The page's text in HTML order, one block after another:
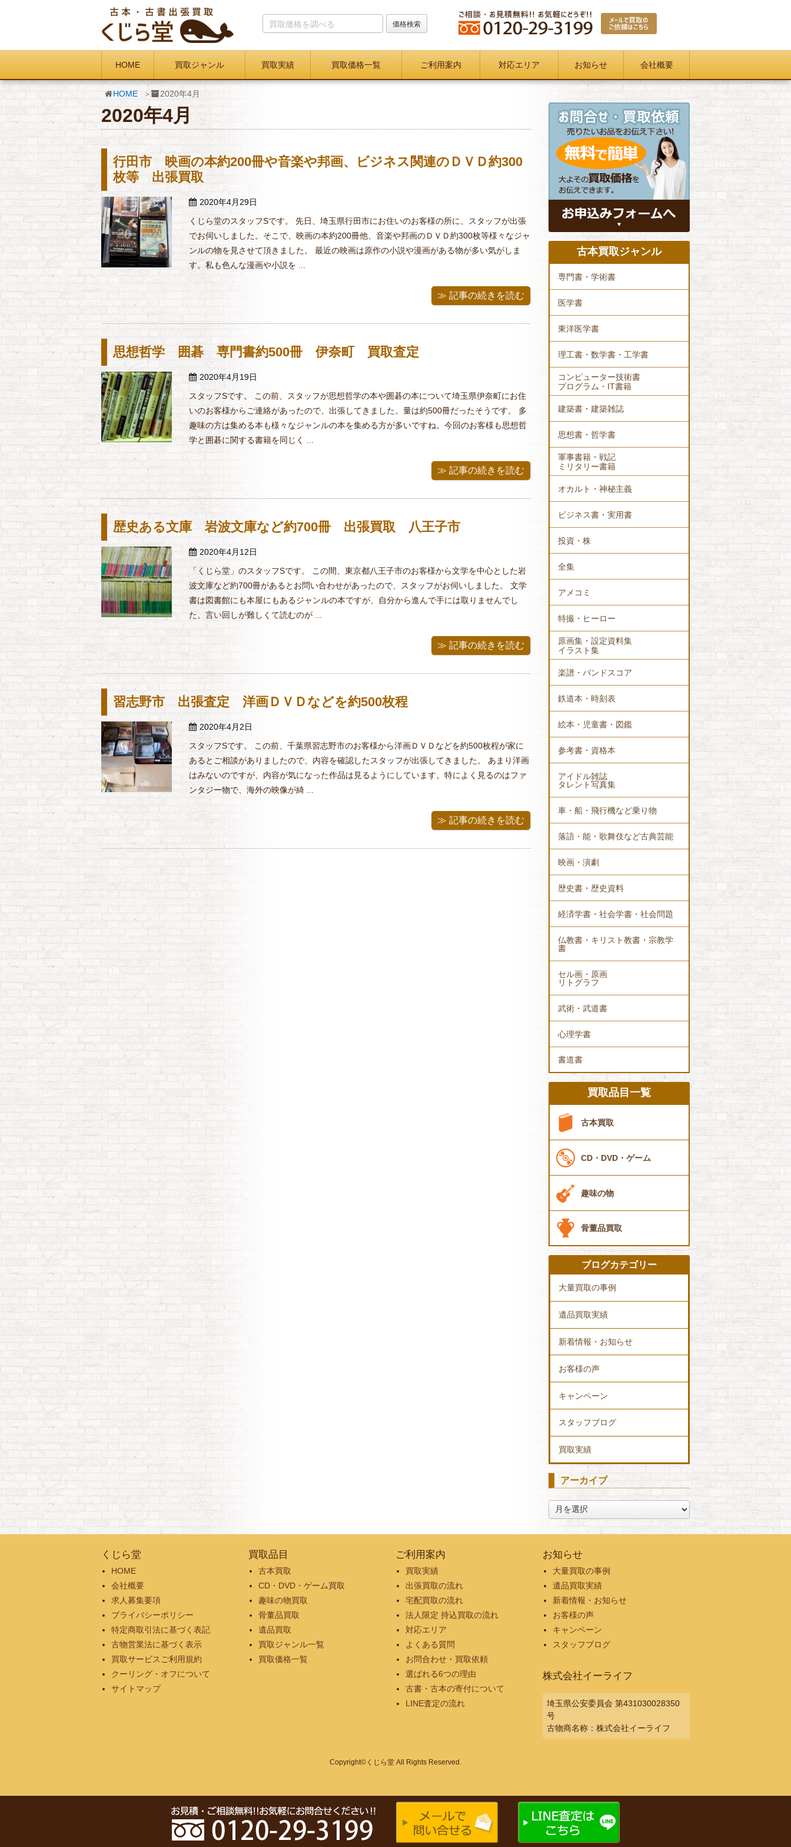
HOME 買取ジャンル 買取実績 買取価格一覧 ご利用案内 対応エリア お知らせ 会社概要
HOME 2020年4月
2020年4月
行田市 映画の本約200冊や音楽や邦画、ビジネス関連のＤＶＤ約300
枚等 出張買取
2020年4月29日
くじら堂のスタッフSです。 先日、埼玉県行田市にお住いのお客様の所に、スタッフが出張
でお伺いしました。そこで、映画の本約200冊他、音楽や邦画のＤＶＤ約300枚等様々なジャ
ンルの物を見させて頂きました。 最近の映画は原作の小説や漫画がある物が多い気がしま
す。私も色んな漫画や小説を ...
≫ 記事の続きを読む
思想哲学 囲碁 専門書約500冊 伊奈町 買取査定
2020年4月19日
スタッフSです。 この前、スタッフが思想哲学の本や囲碁の本について埼玉県伊奈町にお住
いのお客様からご連絡があったので、出張してきました。量は約500冊だったそうです。 多
趣味の方は集める本も様々なジャンルの本を集める方が多いですね。今回のお客様も思想哲
学と囲碁に関する書籍を同じく ...
≫ 記事の続きを読む
歴史ある文庫 岩波文庫など約700冊 出張買取 八王子市
2020年4月12日
「くじら堂」のスタッフSです。 この間、東京都八王子市のお客様から文学を中心とした岩
波文庫など約700冊があるとお問い合わせがあったので、スタッフがお伺いしました。 文学
書は図書館にも本屋にもあるジャンルの本ですが、自分から進んで手には取りませんでし
た。言い回しが難しくて読むのが ...
≫ 記事の続きを読む
習志野市 出張査定 洋画ＤＶＤなどを約500枚程
2020年4月2日
スタッフSです。 この前、千葉県習志野市のお客様から洋画ＤＶＤなどを約500枚程が家に
あるとご相談がありましたので、内容を確認したスタッフが出張してきました。 あまり洋画
はみないのですが、内容が気になった作品は見るようにしています。特によく見るのはファ
ンタジー物で、海外の映像が綺 ...
≫ 記事の続きを読む
古本買取ジャンル
専門書・学術書
医学書
東洋医学書
理工書・数学書・工学書
コンピューター技術書
プログラム・IT書籍
建築書・建築雑誌
思想書・哲学書
軍事書籍・戦記
ミリタリー書籍
オカルト・神秘主義
ビジネス書・実用書
投資・株
全集
アメコミ
特撮・ヒーロー
原画集・設定資料集
イラスト集
楽譜・バンドスコア
鉄道本・時刻表
絵本・児童書・図鑑
参考書・資格本
アイドル雑誌
タレント写真集
車・船・飛行機など乗り物
落語・能・歌舞伎など古典芸能
映画・演劇
歴史書・歴史資料
経済学書・社会学書・社会問題
仏教書・キリスト教書・宗教学
書
セル画・原画
リトグラフ
武術・武道書
心理学書
書道書
買取品目一覧
古本買取
CD・DVD・ゲーム
趣味の物
骨董品買取
ブログカテゴリー
大量買取の事例
遺品買取実績
新着情報・お知らせ
お客様の声
キャンペーン
スタッフブログ
買取実績
アーカイブ
ー
ブ
くじら堂
HOME
会社概要
求人募集要項
プライバシーポリシー
特定商取引法に基づく表記
古物営業法に基づく表示
買取サービスご利用規約
クーリング・オフについて
サイトマップ
買取品目
古本買取
CD・DVD・ゲーム買取
趣味の物買取
骨董品買取
遺品買取
買取ジャンル一覧
買取価格一覧
ご利用案内
買取実績
出張買取の流れ
宅配買取の流れ
法人限定 持込買取の流れ
対応エリア
よくある質問
お問合わせ・買取依頼
選ばれる6つの理由
古書・古本の寄付について
LINE査定の流れ
お知らせ
大量買取の事例
遺品買取実績
新着情報・お知らせ
お客様の声
キャンペーン
スタッフブログ
株式会社イーライフ
埼玉県公安委員会 第431030028350
号
古物商名称：株式会社イーライフ
Copyright©くじら堂 All Rights Reserved.